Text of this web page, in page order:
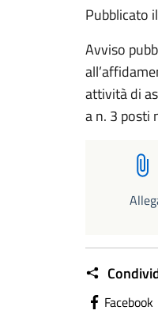
Pubblicato
Avviso
attività di
a n. 3 posti
Facebook